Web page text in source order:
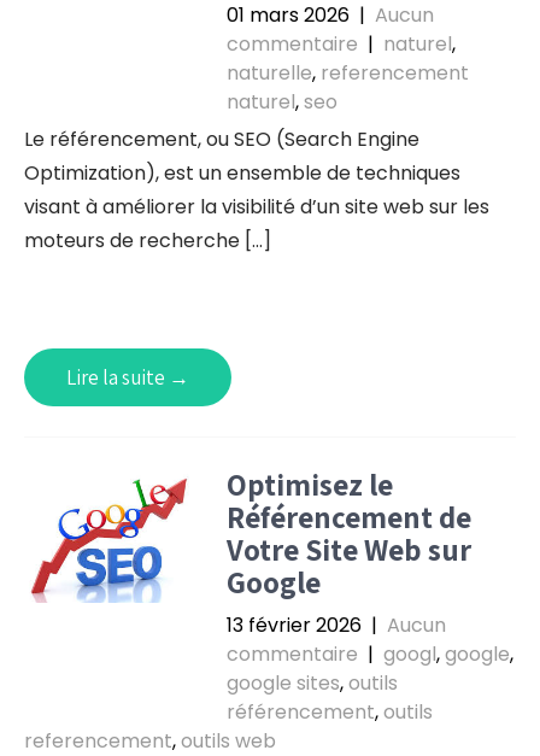
01 mars 2026 | Aucun
commentaire | naturel,
naturelle, referencement
naturel,seo
Le référencement, ou SEO (Search Engine
Optimization), est un ensemble de techniques
visant à améliorer la visibilité d’un site web sur les
moteurs de recherche […]
Lire la suite →
Optimisez le
Référencement de
Votre Site Web sur
Google
13 février 2026 | Aucun
commentaire | googl,google,
google sites,outils
référencement,outils
referencement,outils web